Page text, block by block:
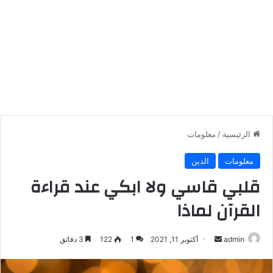
الرئيسية / معلومات
معلومات الدين
قلبي قاسي ولا ابكي عند قراءة
القرآن لماذا
admin
أرسل
إلكترونيا
أكتوبر 11, 2021 1
122